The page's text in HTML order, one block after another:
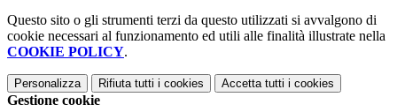
Questo sito o gli strumenti terzi da questo utilizzati si avvalgono di
cookie necessari al funzionamento ed utili alle finalità illustrate nella
COOKIE POLICY.
Personalizza Rifiuta tutti i cookies Accetta tutti i cookies
Gestione cookie